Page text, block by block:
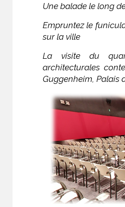
Une balade le long
Empruntez le
sur la ville
La visite du
architecturales
Guggenheim, Palais